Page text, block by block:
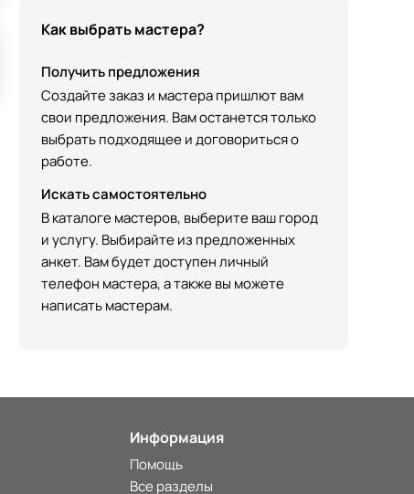
Как выбрать мастера?
Получить предложения
Создайте заказ и мастера пришлют вам
свои предложения. Вам останется только
выбрать подходящее и договориться о
работе.
Искать самостоятельно
В каталоге мастеров, выберите ваш город
и услугу. Выбирайте из предложенных
анкет. Вам будет доступен личный
телефон мастера, а также вы можете
написать мастерам.
Информация
Помощь
Все разделы